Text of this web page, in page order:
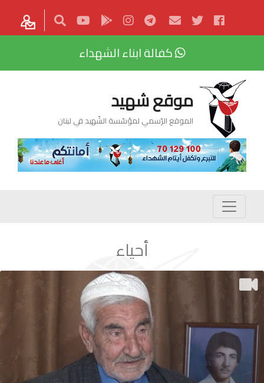
كفالة ابناء الشهداء
موقع شهيد
الموقع الرّسمي لمؤسّسة الشّهيد في لبنان
أحياء